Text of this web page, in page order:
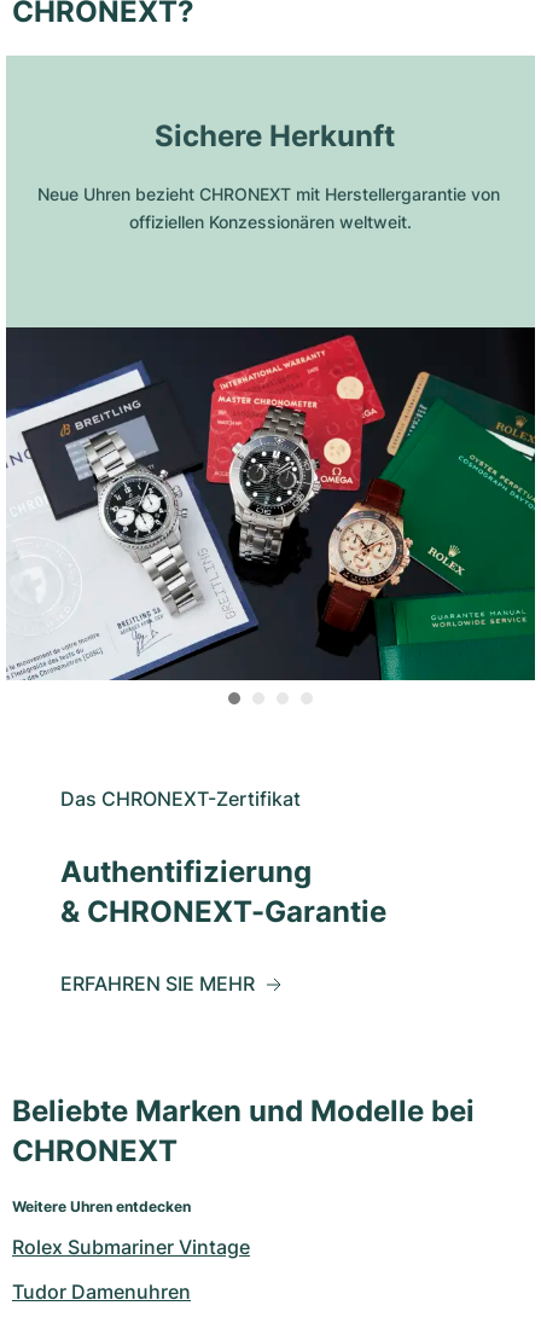
CHRONEXT?
Sichere Herkunft
Neue Uhren bezieht CHRONEXT mit Herstellergarantie von
offiziellen Konzessionären weltweit.
Das CHRONEXT-Zertifikat
Authentifizierung
& CHRONEXT-Garantie
ERFAHREN SIE MEHR
Beliebte Marken und Modelle bei
CHRONEXT
Weitere Uhren entdecken
Rolex Submariner Vintage
Tudor Damenuhren